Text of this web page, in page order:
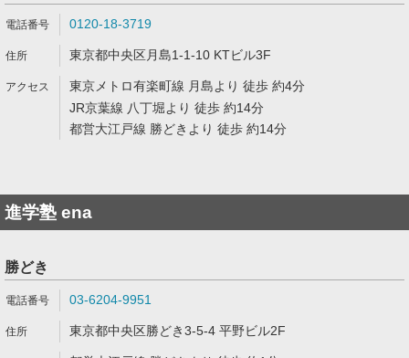
0120-18-3719
東京都中央区月島1-1-10 KTビル3F
東京メトロ有楽町線 月島より 徒歩 約4分
JR京葉線 八丁堀より 徒歩 約14分
都営大江戸線 勝どきより 徒歩 約14分
進学塾 ena
勝どき
03-6204-9951
東京都中央区勝どき3-5-4 平野ビル2F